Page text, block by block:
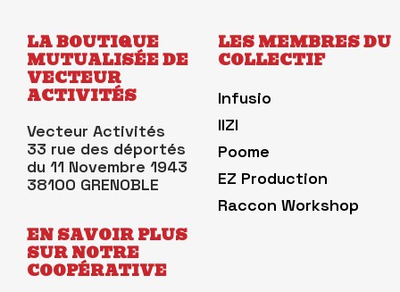
LA BOUTIQUE
MUTUALISÉE DE
VECTEUR
ACTIVITÉS
Vecteur Activités
33 rue des déportés
du 11 Novembre 1943
38100 GRENOBLE
EN SAVOIR PLUS
SUR NOTRE
COOPÉRATIVE
LES MEMBRES DU
COLLECTIF
Infusio
IIZI
Poome
EZ Production
Raccon Workshop